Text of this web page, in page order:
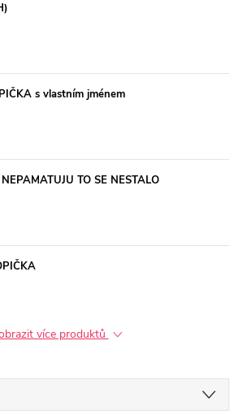
s vlastním jménem
TO SE NESTALO
více produktů